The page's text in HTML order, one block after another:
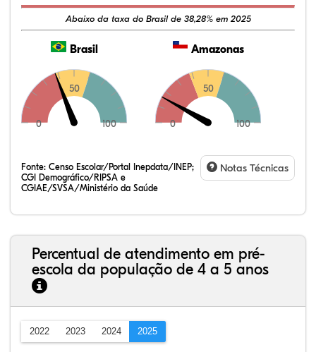
Abaixo da taxa do Brasil de 38,28% em 2025
Brasil
0
50
100
Amazonas
0
50
100
Fonte: Censo Escolar/Portal Inepdata/INEP;
CGI Demográfico/RIPSA e
CGIAE/SVSA/Ministério da Saúde
Notas Técnicas
Percentual de atendimento em pré-
escola da população de 4 a 5 anos
2022 2023 2024 2025